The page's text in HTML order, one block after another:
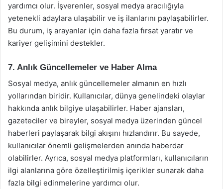
yardımcı olur. İşverenler, sosyal medya aracılığıyla
yetenekli adaylara ulaşabilir ve iş ilanlarını paylaşabilirler.
Bu durum, iş arayanlar için daha fazla fırsat yaratır ve
kariyer gelişimini destekler.
7. Anlık Güncellemeler ve Haber Alma
Sosyal medya, anlık güncellemeler almanın en hızlı
yollarından biridir. Kullanıcılar, dünya genelindeki olaylar
hakkında anlık bilgiye ulaşabilirler. Haber ajansları,
gazeteciler ve bireyler, sosyal medya üzerinden güncel
haberleri paylaşarak bilgi akışını hızlandırır. Bu sayede,
kullanıcılar önemli gelişmelerden anında haberdar
olabilirler. Ayrıca, sosyal medya platformları, kullanıcıların
ilgi alanlarına göre özelleştirilmiş içerikler sunarak daha
fazla bilgi edinmelerine yardımcı olur.